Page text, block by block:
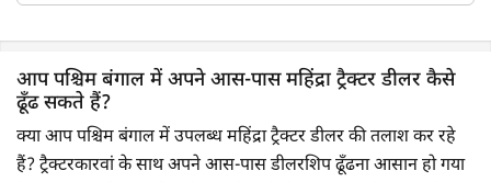
आप पश्चिम बंगाल में अपने आस-पास महिंद्रा ट्रैक्टर डीलर कैसे
ढूँढ सकते हैं?
क्या आप पश्चिम बंगाल में उपलब्ध महिंद्रा ट्रैक्टर डीलर की तलाश कर रहे
हैं? ट्रैक्टरकारवां के साथ अपने आस-पास डीलरशिप ढूँढना आसान हो गया